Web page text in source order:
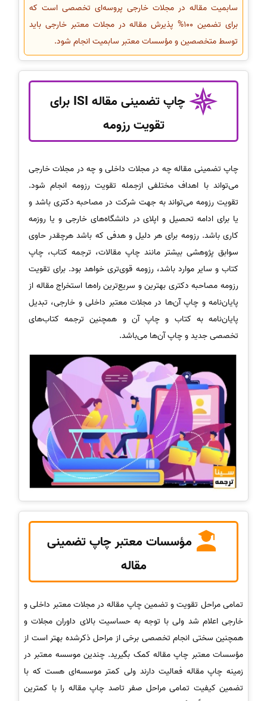
سابمیت مقاله در مجلات خارجی پروسه‌ای تخصصی است که
برای تضمین 100% پذیرش مقاله در مجلات معتبر خارجی باید
توسط متخصصین و مؤسسات معتبر سابمیت انجام شود.
چاپ تضمینی مقاله ISI برای
تقویت رزومه
چاپ تضمینی مقاله چه در مجلات داخلی و چه در مجلات خارجی
می‌تواند با اهداف مختلفی ازجمله تقویت رزومه انجام شود.
تقویت رزومه می‌تواند به جهت شرکت در مصاحبه دکتری باشد و
یا برای ادامه تحصیل و اپلای در دانشگاه‌های خارجی و یا روزمه
کاری باشد. رزومه برای هر دلیل و هدفی که باشد هرچقدر حاوی
سوابق پژوهشی بیشتر مانند چاپ مقالات، ترجمه کتاب، چاپ
کتاب و سایر موارد باشد، رزومه قوی‌تری خواهد بود. برای تقویت
رزومه مصاحبه دکتری بهترین و سریع‌ترین راه‌ها استخراج مقاله از
پایان‌نامه و چاپ آن‌ها در مجلات معتبر داخلی و خارجی، تبدیل
پایان‌نامه به کتاب و چاپ آن و همچنین ترجمه کتاب‌های
تخصصی جدید و چاپ آن‌ها می‌باشد.
مؤسسات معتبر چاپ تضمینی
مقاله
تمامی مراحل تقویت و تضمین چاپ مقاله در مجلات معتبر داخلی و
خارجی اعلام شد ولی با توجه به حساسیت بالای داوران مجلات و
همچنین سختی انجام تخصصی برخی از مراحل ذکرشده بهتر است از
مؤسسات معتبر چاپ مقاله کمک بگیرید. چندین موسسه معتبر در
زمینه چاپ مقاله فعالیت دارند ولی کمتر موسسه‌ای هست که با
تضمین کیفیت تمامی مراحل صفر تاصد چاپ مقاله را با کمترین